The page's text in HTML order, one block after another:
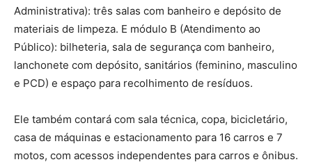
Administrativa): três salas com banheiro e depósito de
materiais de limpeza. E módulo B (Atendimento ao
Público): bilheteria, sala de segurança com banheiro,
lanchonete com depósito, sanitários (feminino, masculino
e PCD) e espaço para recolhimento de resíduos.
Ele também contará com sala técnica, copa, bicicletário,
casa de máquinas e estacionamento para 16 carros e 7
motos, com acessos independentes para carros e ônibus.